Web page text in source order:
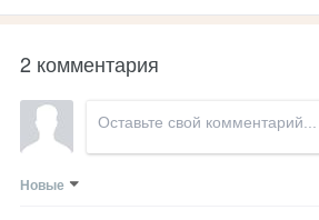
2 комментария
Новые